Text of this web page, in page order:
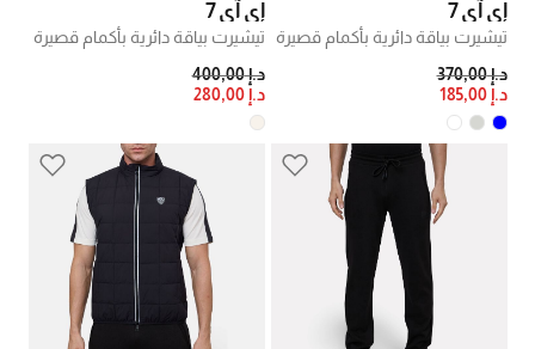
إي آي 7
تيشيرت بياقة دائرية بأكمام قصيرة
PRICE REDUCED FROM
د.إ 370,00
د.إ 185,00
إي آي 7
تيشيرت بياقة دائرية بأكمام قصيرة
PRICE REDUCED FROM
د.إ 400,00
TO
د.إ 280,00